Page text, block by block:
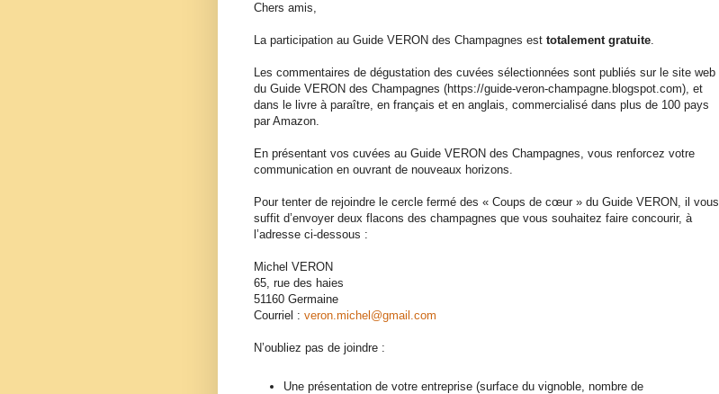
Chers amis,
La participation au Guide VERON des Champagnes est totalement gratuite.
Les commentaires de dégustation des cuvées sélectionnées sont publiés sur le site web
du Guide VERON des Champagnes (https://guide-veron-champagne.blogspot.com), et
dans le livre à paraître, en français et en anglais, commercialisé dans plus de 100 pays
par Amazon.
En présentant vos cuvées au Guide VERON des Champagnes, vous renforcez votre
communication en ouvrant de nouveaux horizons.
Pour tenter de rejoindre le cercle fermé des « Coups de cœur » du Guide VERON, il vous
suffit d’envoyer deux flacons des champagnes que vous souhaitez faire concourir, à
l’adresse ci-dessous :
Michel VERON
65, rue des haies
51160 Germaine
Courriel : veron.michel@gmail.com
N’oubliez pas de joindre :
Une présentation de votre entreprise (surface du vignoble, nombre de